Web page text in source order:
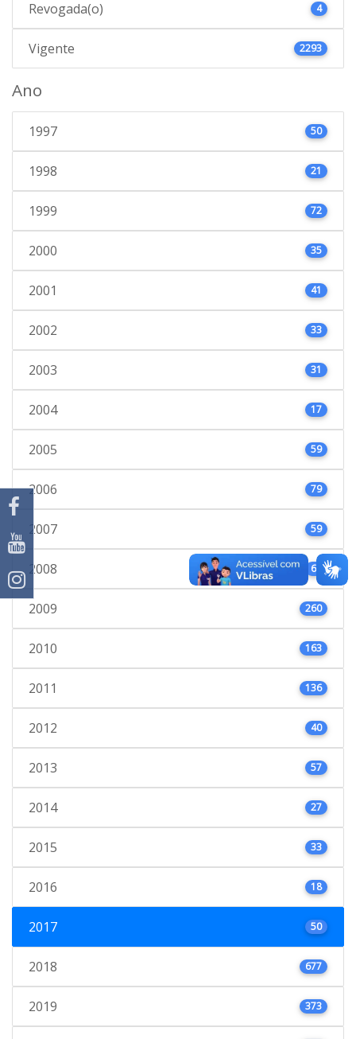
Revogada(o) 4
Vigente 2293
Ano
1997 50
1998 21
1999 72
2000 35
2001 41
2002 33
2003 31
2004 17
2005 59
2006 79
2007 59
2008 66
2009 260
2010 163
2011 136
2012 40
2013 57
2014 27
2015 33
2016 18
2017 50
2018 677
2019 373